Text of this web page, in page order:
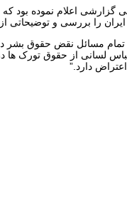
را بررسی و توضیحاتی از
دارد.”